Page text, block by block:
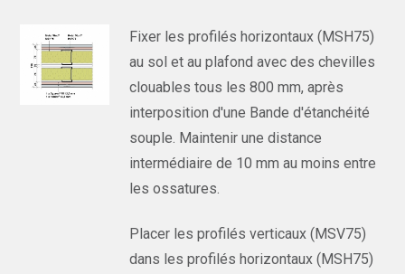
Fixer les profilés horizontaux (MSH75)
au sol et au plafond avec des chevilles
clouables tous les 800 mm, après
interposition d'une Bande d'étanchéité
souple. Maintenir une distance
intermédiaire de 10 mm au moins entre
les ossatures.
Placer les profilés verticaux (MSV75)
dans les profilés horizontaux (MSH75)